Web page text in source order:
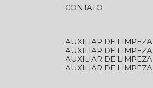
CONTATO
AUXILIAR DE
AUXILIAR DE
AUXILIAR DE
AUXILIAR DE